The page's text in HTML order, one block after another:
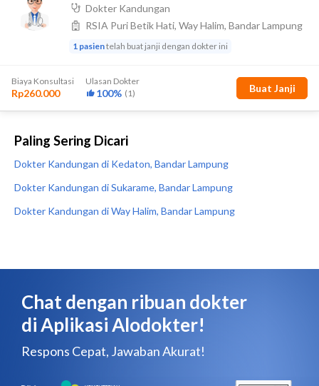
Paling Sering Dicari
Dokter Kandungan di Kedaton, Bandar Lampung
Dokter Kandungan di Sukarame, Bandar Lampung
Dokter Kandungan di Way Halim, Bandar Lampung